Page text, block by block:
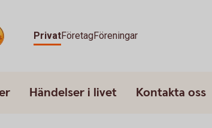
PrivatFöretagFöreningar
Händelser i livet Kontakta oss